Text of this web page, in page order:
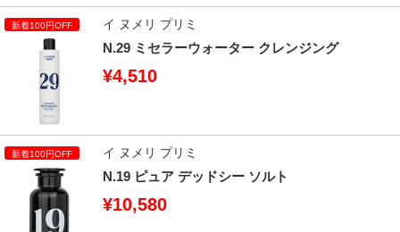
イ ヌメリ プリミ
N.29 ミセラーウォーター クレンジング
¥4,510
イ ヌメリ プリミ
N.19 ピュア デッドシー ソルト
¥10,580